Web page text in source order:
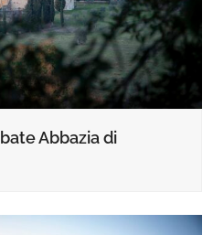
Abbazia di